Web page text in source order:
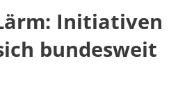
Initiativen
bundesweit